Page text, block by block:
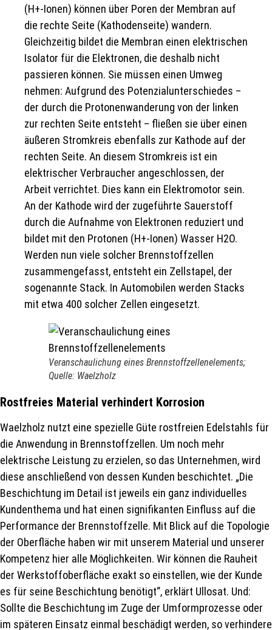
(H+-Ionen) können über Poren der Membran auf
die rechte Seite (Kathodenseite) wandern.
Gleichzeitig bildet die Membran einen elektrischen
Isolator für die Elektronen, die deshalb nicht
passieren können. Sie müssen einen Umweg
nehmen: Aufgrund des Potenzialunterschiedes –
der durch die Protonenwanderung von der linken
zur rechten Seite entsteht – fließen sie über einen
äußeren Stromkreis ebenfalls zur Kathode auf der
rechten Seite. An diesem Stromkreis ist ein
elektrischer Verbraucher angeschlossen, der
Arbeit verrichtet. Dies kann ein Elektromotor sein.
An der Kathode wird der zugeführte Sauerstoff
durch die Aufnahme von Elektronen reduziert und
bildet mit den Protonen (H+-Ionen) Wasser H2O.
Werden nun viele solcher Brennstoffzellen
zusammengefasst, entsteht ein Zellstapel, der
sogenannte Stack. In Automobilen werden Stacks
mit etwa 400 solcher Zellen eingesetzt.
Veranschaulichung eines Brennstoffzellenelements;
Quelle: Waelzholz
Rostfreies Material verhindert Korrosion
Waelzholz nutzt eine spezielle Güte rostfreien Edelstahls für
die Anwendung in Brennstoffzellen. Um noch mehr
elektrische Leistung zu erzielen, so das Unternehmen, wird
diese anschließend von dessen Kunden beschichtet. „Die
Beschichtung im Detail ist jeweils ein ganz individuelles
Kundenthema und hat einen signifikanten Einfluss auf die
Performance der Brennstoffzelle. Mit Blick auf die Topologie
der Oberfläche haben wir mit unserem Material und unserer
Kompetenz hier alle Möglichkeiten. Wir können die Rauheit
der Werkstoffoberfläche exakt so einstellen, wie der Kunde
es für seine Beschichtung benötigt“, erklärt Ullosat. Und:
Sollte die Beschichtung im Zuge der Umformprozesse oder
im späteren Einsatz einmal beschädigt werden, so verhindere